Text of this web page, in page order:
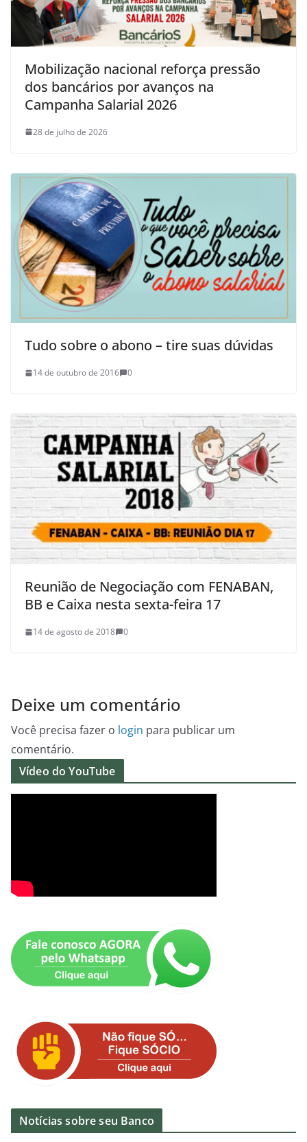
Mobilização nacional reforça pressão
dos bancários por avanços na
Campanha Salarial 2026
28 de julho de 2026
Tudo sobre o abono – tire suas dúvidas
14 de outubro de 2016 0
Reunião de Negociação com FENABAN,
BB e Caixa nesta sexta-feira 17
14 de agosto de 2018 0
Deixe um comentário
Você precisa fazer o login para publicar um
comentário.
Vídeo do YouTube
Notícias sobre seu Banco